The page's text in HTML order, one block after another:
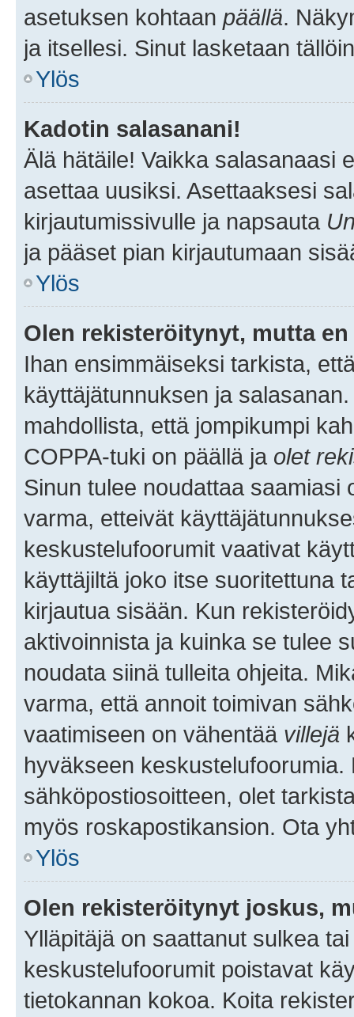
asetuksen kohtaan päällä.
ja itsellesi. Sinut lasketaan
Ylös
Kadotin salasanani!
Älä hätäile! Vaikka salasanaasi
asettaa uusiksi. Asettaaksesi
kirjautumissivulle ja napsauta
ja pääset pian kirjautumaan
Ylös
Olen rekisteröitynyt, mutta
Ihan ensimmäiseksi tarkista,
käyttäjätunnuksen ja
mahdollista, että jompikumpi
COPPA-tuki on päällä ja olet
Sinun tulee noudattaa saamiasi
varma, etteivät
keskustelufoorumit vaativat
käyttäjiltä joko itse suoritettuna
kirjautua sisään. Kun
aktivoinnista ja kuinka se tulee
noudata siinä tulleita ohjeita.
varma, että annoit toimivan
vaatimiseen on vähentää villejä
hyväkseen
sähköpostiosoitteen, olet
myös roskapostikansion. Ota
Ylös
Olen rekisteröitynyt joskus,
Ylläpitäjä on saattanut sulkea
keskustelufoorumit poistavat
tietokannan kokoa. Koita